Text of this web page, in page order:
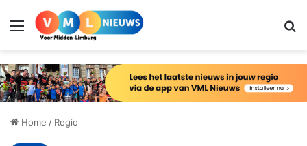
Menu
Home / Regio